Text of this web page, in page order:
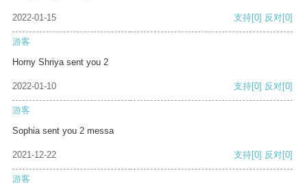
2022-01-15 支持[0] 反对[0]
游客
Horny Shriya sent you 2
2022-01-10 支持[0] 反对[0]
游客
Sophia sent you 2 messa
2021-12-22 支持[0] 反对[0]
游客